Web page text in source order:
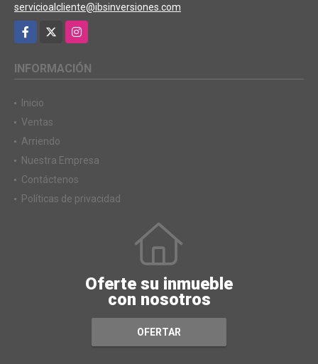
servicioalcliente@ibsinversiones.com
Facebook
Instagram
INFORMACIÓN
Inicio
Ventas
Arriendo
Nuestra Empresa
Contáctenos
Políticas de privacidad
Oferte su inmueble
con nosotros
OFERTAR